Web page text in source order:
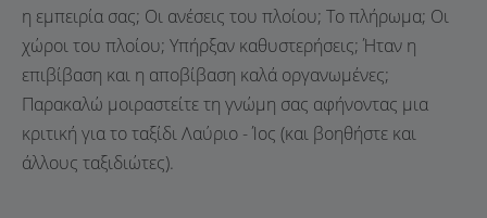
η εμπειρία σας; Οι ανέσεις του πλοίου; Το πλήρωμα; Οι
χώροι του πλοίου; Υπήρξαν καθυστερήσεις; Ήταν η
επιβίβαση και η αποβίβαση καλά οργανωμένες;
Παρακαλώ μοιραστείτε τη γνώμη σας αφήνοντας μια
κριτική για το ταξίδι Λαύριο - Ίος (και βοηθήστε και
άλλους ταξιδιώτες).